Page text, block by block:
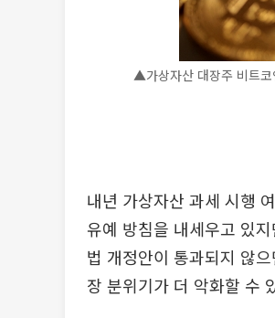
▲가상자산 대장주 비트
내년 가상자산 과세 시행
유예 방침을 내세우고 있
법 개정안이 통과되지 않
장 분위기가 더 악화할 수